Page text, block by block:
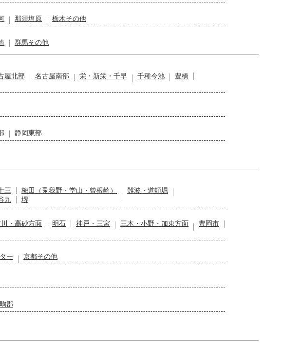
那須塩原
栃木その他
群馬その他
屋北部 名古屋南部 栄・新栄・千早 千種今池
豊橋
静岡東部
三 梅田（兎我野・堂山・曾根崎）
難波・道頓堀
九
堺
・高砂方面 明石 神戸・三宮 三木・小野・加東方面
豊岡市
ー
京都その他
郡